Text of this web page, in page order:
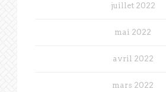
juillet 2022
mai 2022
avril 2022
mars 2022